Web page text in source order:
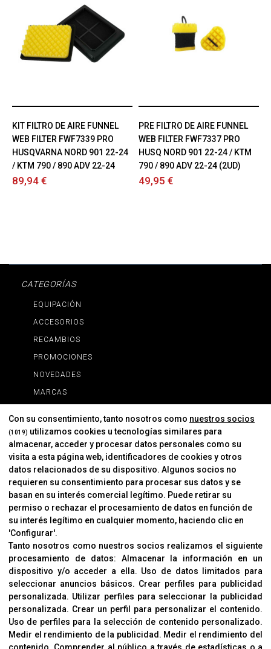
KIT FILTRO DE AIRE FUNNEL
WEB FILTER FWF7339 PRO
HUSQVARNA NORD 901 22-24
/ KTM 790 / 890 ADV 22-24
89,94 €
PRE FILTRO DE AIRE FUNNEL
WEB FILTER FWF7337 PRO
HUSQ NORD 901 22-24 / KTM
790 / 890 ADV 22-24 (2UD)
49,95 €
CATEGORÍAS
EQUIPACIÓN
ACCESORIOS
RECAMBIOS
PROMOCIONES
NOVEDADES
MARCAS
INFORMACIÓN
Contacto
Cambios Y Devoluciones
CORVER
Aviso Legal
Sobre Nosotros
Cookies
Política De Privacidad
OFICINAS
Con su consentimiento, tanto nosotros como nuestros socios
(1019) utilizamos cookies u tecnologías similares para
almacenar, acceder y procesar datos personales como su
visita a esta página web, identificadores de cookies y otros
datos relacionados de su dispositivo. Algunos socios no
requieren su consentimiento para procesar sus datos y se
basan en su interés comercial legítimo. Puede retirar su
permiso o rechazar el procesamiento de datos en función de
su interés legítimo en cualquier momento, haciendo clic en
'Configurar'.
Tanto nosotros como nuestros socios realizamos el siguiente
procesamiento de datos: Almacenar la información en un
dispositivo y/o acceder a ella. Uso de datos limitados para
seleccionar anuncios básicos. Crear perfiles para publicidad
personalizada. Utilizar perfiles para seleccionar la publicidad
personalizada. Crear un perfil para personalizar el contenido.
Uso de perfiles para la selección de contenido personalizado.
Medir el rendimiento de la publicidad . Medir el rendimiento del